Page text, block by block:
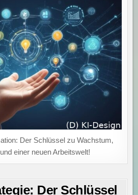
Der Schlüssel zu Wachstum,
einer neuen Arbeitswelt!
Der Schlüssel